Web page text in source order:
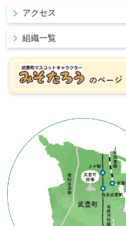
アクセス
組織一覧